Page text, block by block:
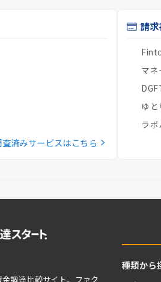
済みサービスはこちら
請
マネ
ゆと
ラ
調達比較サイト。ファク
種類から